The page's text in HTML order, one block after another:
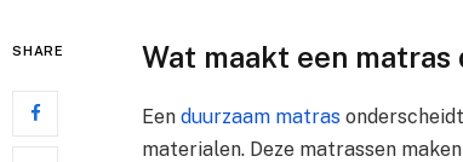
SHARE Wat maakt een matras
Eenduurzaam matras
materialen. Deze matrassen